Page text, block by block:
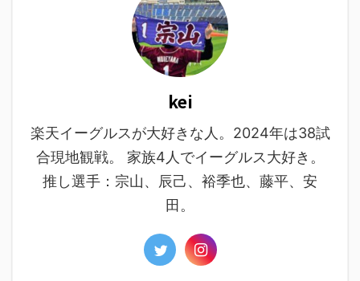
kei
楽天イーグルスが大好きな人。2024年は38試
合現地観戦。 家族4人でイーグルス大好き。
推し選手：宗山、辰己、裕季也、藤平、安
田。